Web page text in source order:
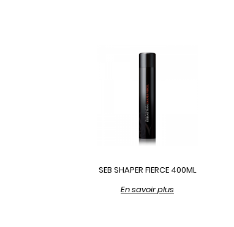
SEB SHAPER FIERCE 400ML
En savoir plus